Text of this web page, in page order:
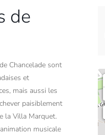
de
Chancelade sont
et
mais aussi les
paisiblement
la Villa Marquet.
musicale